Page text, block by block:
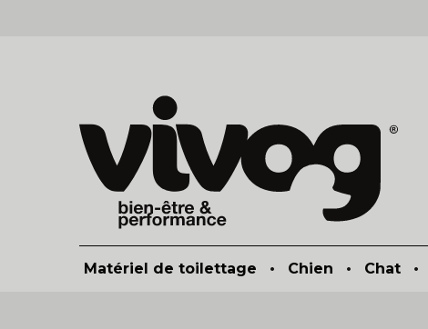
Matériel de toilettage • Chien • Chat •